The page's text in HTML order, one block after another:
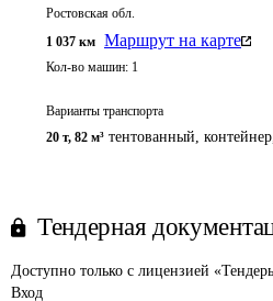
Ростовская обл.
1 037 км Маршрут на карте
Кол-во машин: 1
Варианты транспорта
20 т, 82 м³ тентованный,
Тендерная
Доступно только с лицензией
Вход